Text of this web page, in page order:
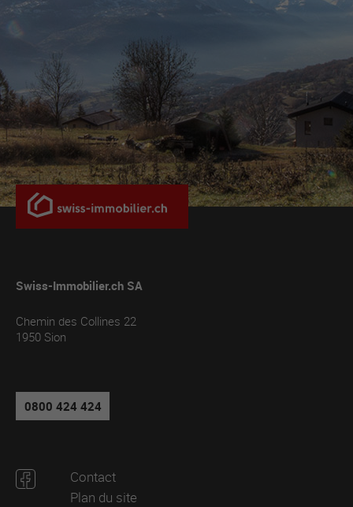
Swiss-Immobilier.ch SA
Chemin des Collines 22
1950 Sion
0800 424 424
Contact
Plan du site